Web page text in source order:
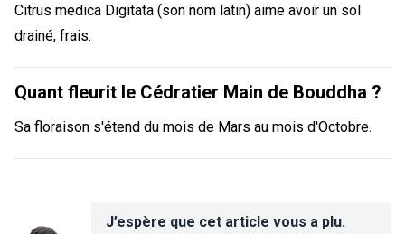
Citrus medica Digitata (son nom latin) aime avoir un sol
drainé, frais.
Quant fleurit le Cédratier Main de Bouddha ?
Sa floraison s'étend du mois de Mars au mois d'Octobre.
J’espère que cet article vous a plu.